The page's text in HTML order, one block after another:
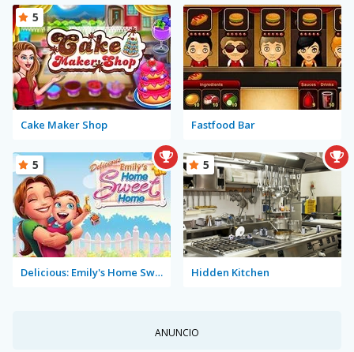
Cake Maker Shop
5
Fastfood Bar
Delicious: Emily's Home Sweet Home
5
Hidden Kitchen
5
ANUNCIO